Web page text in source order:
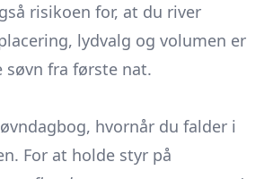
risikoen for, at du river
lydvalg og volumen er
fra første nat.
hvornår du falder i
For at holde styr på